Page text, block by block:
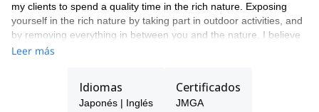
my clients to spend a quality time in the rich nature. Exposing
yourself in the rich nature by taking part in outdoor activities, and
by removing everything in between you and the nature, I believe
that you’ll be able to experience the extraordinary. It could be the
and heart, or that you deepened the understanding of the local
area, and of course it could be that precious moment where you
Leer más
Idiomas
Japonés | Inglés
Certificados
JMGA